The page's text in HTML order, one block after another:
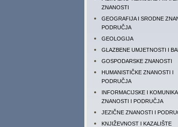
ZNANOSTI
GEOGRAFIJA I SRODNE
PODRUČJA
GEOLOGIJA
GLAZBENE UMJETNOSTI I
GOSPODARSKE ZNANOSTI
HUMANISTIČKE ZNANOSTI I
PODRUČJA
INFORMACIJSKE I
ZNANOSTI I PODRUČJA
JEZIČNE ZNANOSTI I
KNJIŽEVNOST I KAZALIŠTE